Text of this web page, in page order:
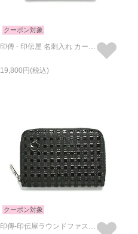
クーポン対象
印傳 - 印伝屋 名刺入れ カードケース 無響室柄
19,800
クーポン対象
印傳-印伝屋ラウンドファスナー三つ折り財布チェック柄/小銭入れ・ミニ財布